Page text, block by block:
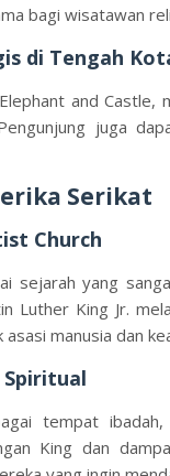
bagi wisatawan
di Tengah
and Castle,
juga
Serikat
Church
sejarah yang
Luther King Jr.
manusia dan
Spiritual
tempat
King dan